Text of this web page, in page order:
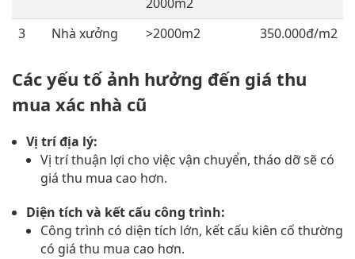
3 Nhà xưởng >2000m2 350.000đ/m2
Các yếu tố ảnh hưởng đến giá thu
mua xác nhà cũ
Vị trí địa lý:
Vị trí thuận lợi cho việc vận chuyển, tháo dỡ sẽ có
giá thu mua cao hơn.
Diện tích và kết cấu công trình:
Công trình có diện tích lớn, kết cấu kiên cố thường
có giá thu mua cao hơn.